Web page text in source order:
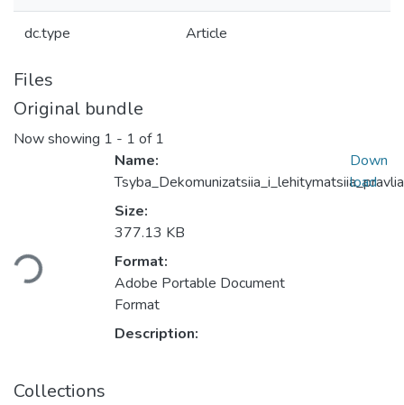
dc.type Article
Files
Original bundle
Now showing 1 - 1 of 1
Name:
Size:
377.13 KB
Format:
Adobe Portable Document
Format
Description:
Down
load
Collections